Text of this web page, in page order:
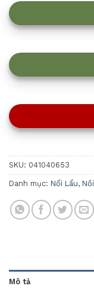
SKU: 041040653
Danh mục: Nổi Lẩu, Nồi
Mô tả